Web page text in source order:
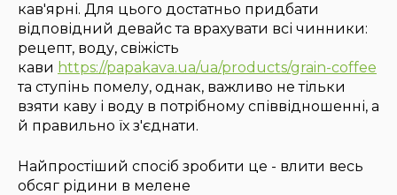
кав'ярні. Для цього достатньо придбати
відповідний девайс та врахувати всі чинники:
рецепт, воду, свіжість
кави https://papakava.ua/ua/products/grain-coffee
та ступінь помелу, однак, важливо не тільки
взяти каву і воду в потрібному співвідношенні, а
й правильно їх з'єднати.
Найпростіший спосіб зробити це - влити весь
обсяг рідини в мелене